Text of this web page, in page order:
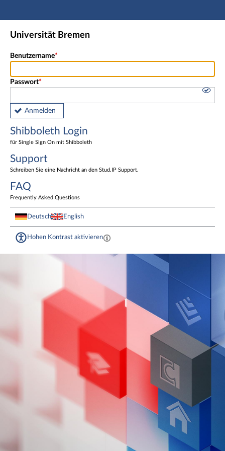
Hauptnavigation
Shibboleth Login
Universität Bremen
Benutzername
Passwort
Anmelden
Shibboleth Login
für Single Sign On mit Shibboleth
Support
Schreiben Sie eine Nachricht an den Stud.IP Support.
FAQ
Frequently Asked Questions
Deutsch English
Hohen Kontrast aktivieren